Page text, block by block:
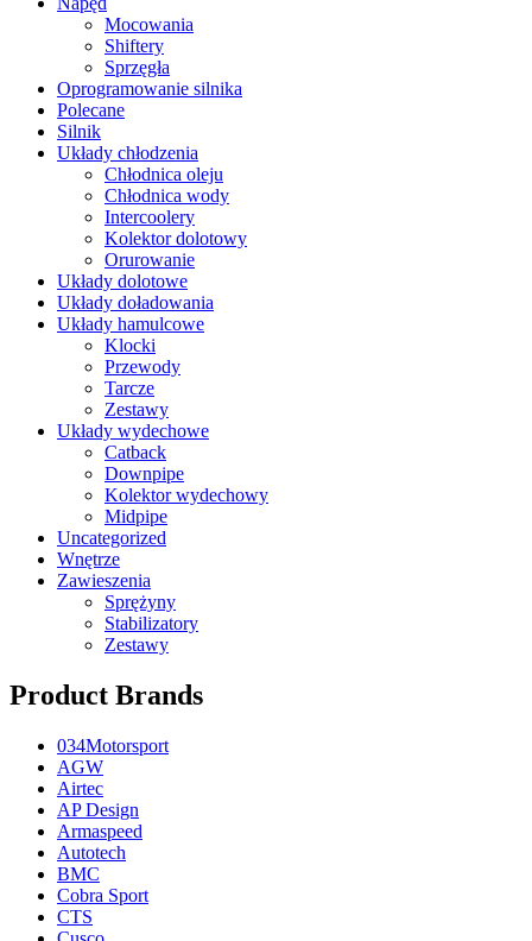
Mocowania
Shiftery
Sprzęgła
Oprogramowanie silnika
Polecane
Silnik
Układy chłodzenia
Chłodnica oleju
Chłodnica wody
Intercoolery
Kolektor dolotowy
Orurowanie
Układy dolotowe
Układy doładowania
Układy hamulcowe
Klocki
Przewody
Tarcze
Zestawy
Układy wydechowe
Catback
Downpipe
Kolektor wydechowy
Midpipe
Uncategorized
Wnętrze
Zawieszenia
Sprężyny
Stabilizatory
Zestawy
Product Brands
034Motorsport
AGW
Airtec
AP Design
Armaspeed
Autotech
BMC
Cobra Sport
CTS